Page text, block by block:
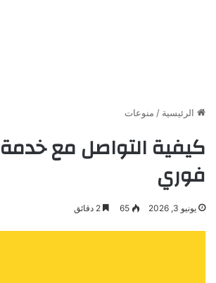
الرئيسية / منوعات
كيفية التواصل مع
فوري
يونيو 3, 2026 65